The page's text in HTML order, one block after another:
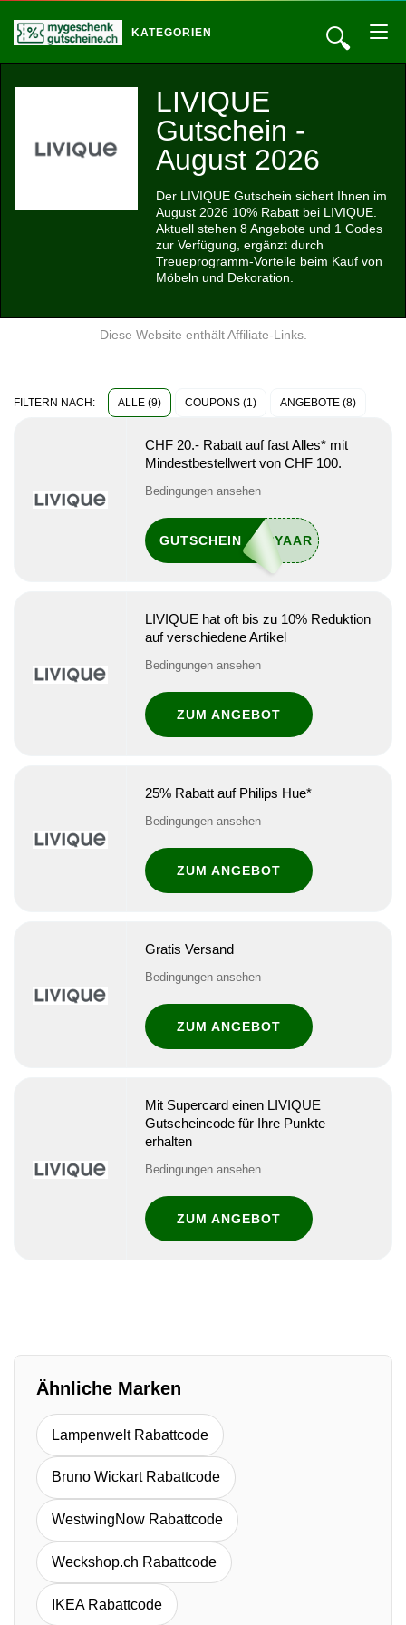
🔍
KATEGORIEN
LIVIQUE
Gutschein -
August 2026
Der LIVIQUE Gutschein sichert Ihnen im
August 2026 10% Rabatt bei LIVIQUE.
Aktuell stehen 8 Angebote und 1 Codes
zur Verfügung, ergänzt durch
Treueprogramm-Vorteile beim Kauf von
Möbeln und Dekoration.
Diese Website enthält Affiliate-Links.
FILTERN NACH: ALLE (9) COUPONS (1) ANGEBOTE (8)
CHF 20.- Rabatt auf fast Alles* mit
Mindestbestellwert von CHF 100.
Bedingungen ansehen
GUTSCHEIN
LIVIQUE hat oft bis zu 10% Reduktion
auf verschiedene Artikel
Bedingungen ansehen
ZUM ANGEBOT
25% Rabatt auf Philips Hue*
Bedingungen ansehen
ZUM ANGEBOT
Gratis Versand
Bedingungen ansehen
ZUM ANGEBOT
Mit Supercard einen LIVIQUE
Gutscheincode für Ihre Punkte
erhalten
Bedingungen ansehen
ZUM ANGEBOT
Ähnliche Marken
Lampenwelt Rabattcode
Bruno Wickart Rabattcode
WestwingNow Rabattcode
Weckshop.ch Rabattcode
IKEA Rabattcode